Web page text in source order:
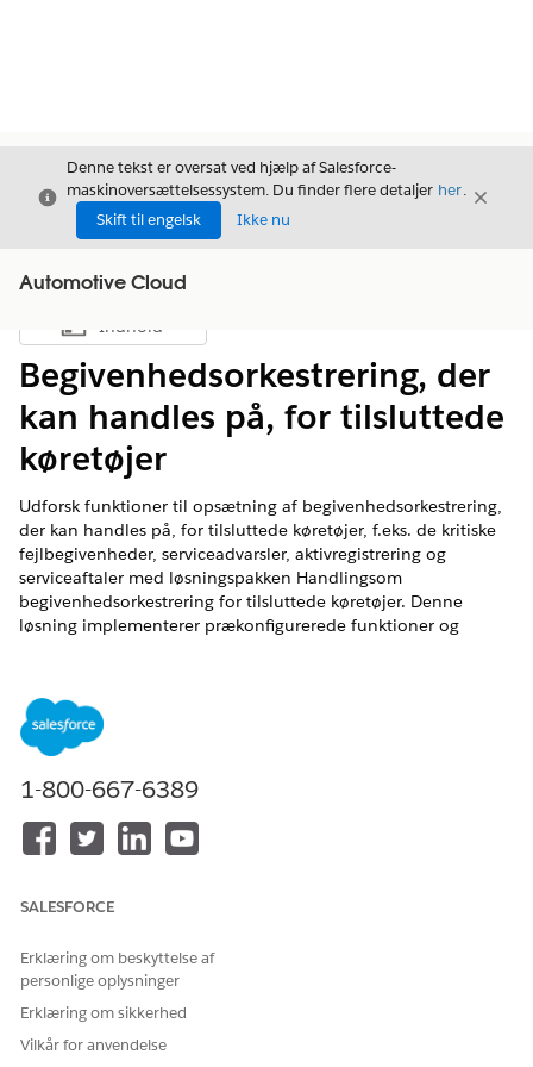
Luk
Denne tekst er oversat ved hjælp af Salesforce-
maskinoversættelsessystem. Du finder flere detaljer her.
Skift til engelsk
Ikke nu
Luk
Automotive Cloud
Vis indholdsfortegnelse
Indhold
Begivenhedsorkestrering, der
kan handles på, for tilsluttede
køretøjer
Udforsk funktioner til opsætning af begivenhedsorkestrering,
der kan handles på, for tilsluttede køretøjer, f.eks. de kritiske
fejlbegivenheder, serviceadvarsler, aktivregistrering og
serviceaftaler med løsningspakken Handlingsom
begivenhedsorkestrering for tilsluttede køretøjer. Denne
løsning implementerer prækonfigurerede funktioner og
EDITIONSHEADING
BEMÆRKSalesforce anbefaler, at du starter i en sandbox
for at bekræfte, at den installerede konfiguration opfylder
dine behov, før du ruller den til produktion. Hvis du vil
implementere din Apex i en produktionsorganisation, skal
den have mindst 75 % kodedækning. Hvis installationen
1-800-667-6389
SALESFORCE
Erklæring om beskyttelse af
personlige oplysninger
Erklæring om sikkerhed
Vilkår for anvendelse